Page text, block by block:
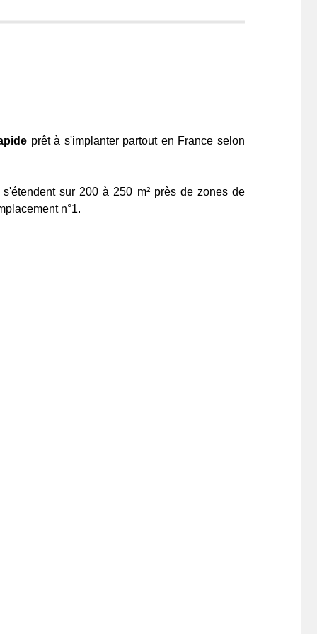
prêt à s'implanter partout en France selon
sur 200 à 250 m² près de zones de
n°1.